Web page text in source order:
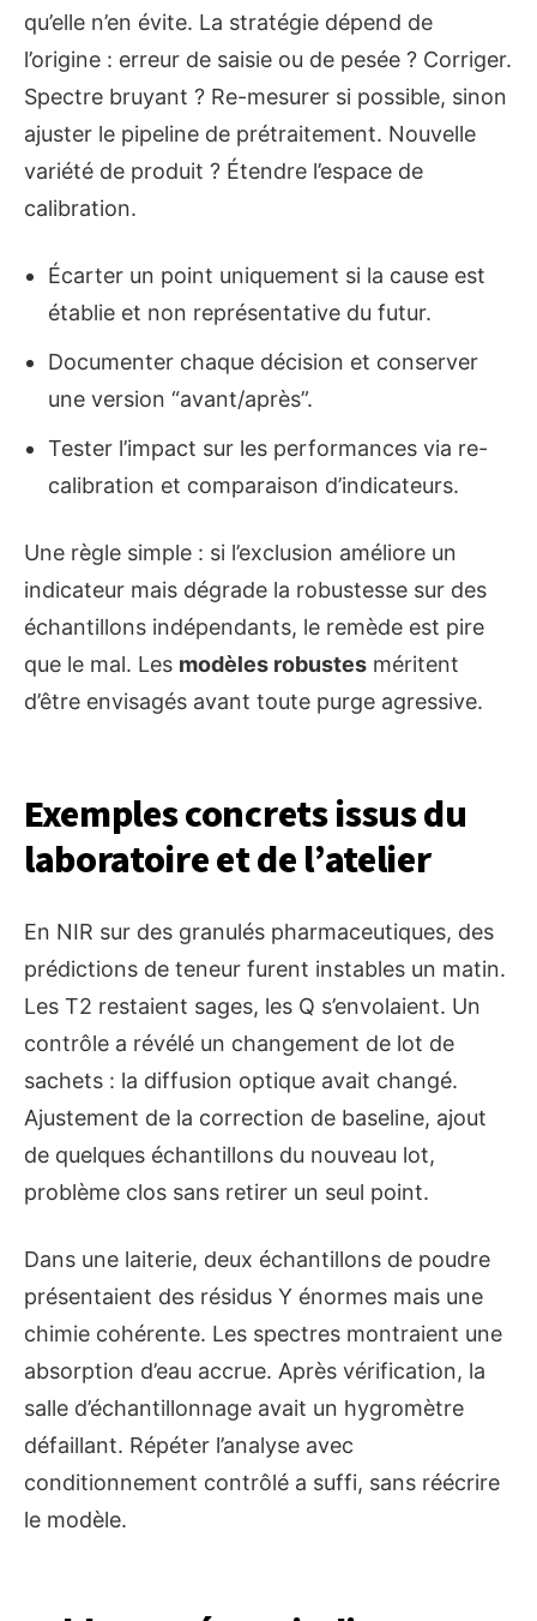
qu’elle n’en évite. La stratégie dépend de
l’origine : erreur de saisie ou de pesée ? Corriger.
Spectre bruyant ? Re-mesurer si possible, sinon
ajuster le pipeline de prétraitement. Nouvelle
variété de produit ? Étendre l’espace de
calibration.
Écarter un point uniquement si la cause est
établie et non représentative du futur.
Documenter chaque décision et conserver
une version “avant/après”.
Tester l’impact sur les performances via re-
calibration et comparaison d’indicateurs.
Une règle simple : si l’exclusion améliore un
indicateur mais dégrade la robustesse sur des
échantillons indépendants, le remède est pire
que le mal. Les modèles robustes méritent
d’être envisagés avant toute purge agressive.
Exemples concrets issus du
laboratoire et de l’atelier
En NIR sur des granulés pharmaceutiques, des
prédictions de teneur furent instables un matin.
Les T2 restaient sages, les Q s’envolaient. Un
contrôle a révélé un changement de lot de
sachets : la diffusion optique avait changé.
Ajustement de la correction de baseline, ajout
de quelques échantillons du nouveau lot,
problème clos sans retirer un seul point.
Dans une laiterie, deux échantillons de poudre
présentaient des résidus Y énormes mais une
chimie cohérente. Les spectres montraient une
absorption d’eau accrue. Après vérification, la
salle d’échantillonnage avait un hygromètre
défaillant. Répéter l’analyse avec
conditionnement contrôlé a suffi, sans réécrire
le modèle.